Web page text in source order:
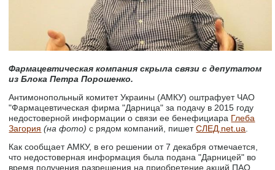
Фармацевтическая компания скрыла связи с депутатом
из Блока Петра Порошенко.
Антимонопольный комитет Украины (АМКУ) оштрафует ЧАО
"Фармацевтическая фирма "Дарница" за подачу в 2015 году
недостоверной информации о связи ее бенефициара Глеба
Загория (на фото) с рядом компаний, пишетСЛЕД.net.ua.
Как сообщает АМКУ, в его решении от 7 декабря отмечается,
что недостоверная информация была подана "Дарницей" во
время получения разрешения на приобретение акций ПАО